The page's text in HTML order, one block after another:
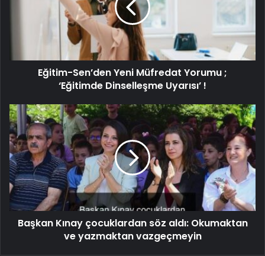
Eğitim-Sen’den Yeni Müfredat Yorumu ;
‘Eğitimde Dinselleşme Uyarısı’ !
Başkan Kınay çocuklardan söz aldı: Okumaktan
ve yazmaktan vazgeçmeyin